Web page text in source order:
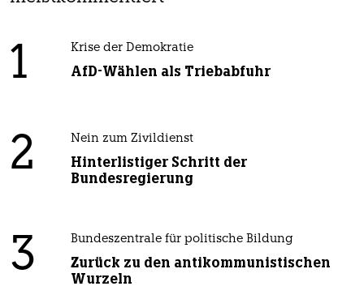
1 Krise der Demokratie
AfD-Wählen als Triebabfuhr
2 Nein zum Zivildienst
Hinterlistiger Schritt der
Bundesregierung
3 Bundeszentrale für politische Bildung
Zurück zu den antikommunistischen
Wurzeln